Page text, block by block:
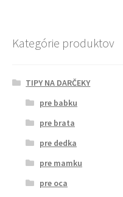
Kategórie produktov
TIPY NA DARČEKY
pre babku
pre brata
pre dedka
pre mamku
pre oca